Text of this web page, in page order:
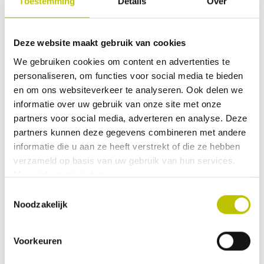
Deze website maakt gebruik van cookies
We gebruiken cookies om content en advertenties te
personaliseren, om functies voor social media te bieden
en om ons websiteverkeer te analyseren. Ook delen we
informatie over uw gebruik van onze site met onze
partners voor social media, adverteren en analyse. Deze
partners kunnen deze gegevens combineren met andere
informatie die u aan ze heeft verstrekt of die ze hebben
verzameld op basis van uw gebruik van hun services.
Meer informatie in hetcookiebeleid.
Noodzakelijk
Voorkeuren
Thuis binnen 1 werkdag
Sinner - Avelin Beanie
Productkenmerken: Materiaal van
100% acryl Stijlvol ribbreisel Mooie
size De Avelin Beanie van Sinner zit
lekker warm en heeft een stijlvolle
dikke rand.
29,99
Vergelijk product In het